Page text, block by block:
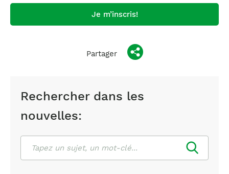
Rechercher dans les
nouvelles:
Je m’inscris!
Partager